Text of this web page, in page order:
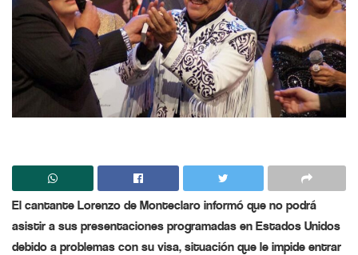
El cantante Lorenzo de Monteclaro informó que no podrá
asistir a sus presentaciones programadas en Estados Unidos
debido a problemas con su visa, situación que le impide entrar